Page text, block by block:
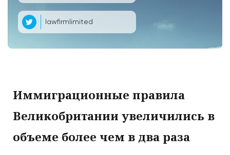
lawfirmlimited
Иммиграционные правила
Великобритании увеличились в
объеме более чем в два раза